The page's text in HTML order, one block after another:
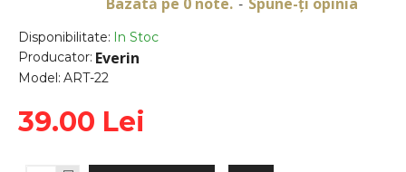
Disponibilitate: In Stoc
Producator: Everin
Model: ART-22
-
39.00 Lei